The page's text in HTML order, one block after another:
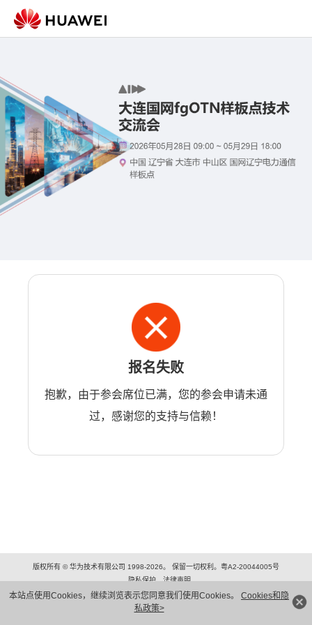
本站点使用Cookies，继续浏览表示您同意我们使用Cookies。 Cookies和隐
私政策>
报名失败
抱歉，由于参会席位已满，您的参会申请未通
过，感谢您的支持与信赖！
版权所有 © 华为技术有限公司 1998-2026。 保留一切权利。粤A2-20044005号
隐私保护
法律声明